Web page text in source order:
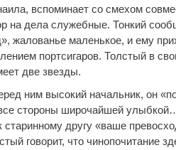
вспоминает со смехом
на дела служебные. Тонкий
жалованье маленькое, и ему
портсигаров. Толстый в
две звезды.
ним высокий начальник, он
стороны широчайшей
старинному другу «ваше
говорит, что чинопочитание